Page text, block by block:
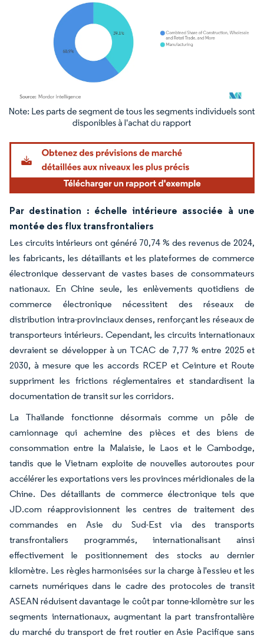
Image © Mordor Intelligence. La réutilisation nécessite une attribution sous CC BY
Par destination : échelle intérieure associée à une
montée des flux transfrontaliers
Les circuits intérieurs ont généré 70,74 % des revenus de 2024,
les fabricants, les détaillants et les plateformes de commerce
électronique desservant de vastes bases de consommateurs
nationaux. En Chine seule, les enlèvements quotidiens de
commerce électronique nécessitent des réseaux de
distribution intra-provinciaux denses, renforçant les réseaux de
transporteurs intérieurs. Cependant, les circuits internationaux
devraient se développer à un TCAC de 7,77 % entre 2025 et
2030, à mesure que les accords RCEP et Ceinture et Route
suppriment les frictions réglementaires et standardisent la
documentation de transit sur les corridors.
La Thaïlande fonctionne désormais comme un pôle de
camionnage qui achemine des pièces et des biens de
consommation entre la Malaisie, le Laos et le Cambodge,
tandis que le Vietnam exploite de nouvelles autoroutes pour
accélérer les exportations vers les provinces méridionales de la
Chine. Des détaillants de commerce électronique tels que
JD.com réapprovisionnent les centres de traitement des
commandes en Asie du Sud-Est via des transports
transfrontaliers programmés, internationalisant ainsi
effectivement le positionnement des stocks au dernier
kilomètre. Les règles harmonisées sur la charge à l'essieu et les
carnets numériques dans le cadre des protocoles de transit
ASEAN réduisent davantage le coût par tonne-kilomètre sur les
segments internationaux, augmentant la part transfrontalière
du marché du transport de fret routier en Asie Pacifique sans